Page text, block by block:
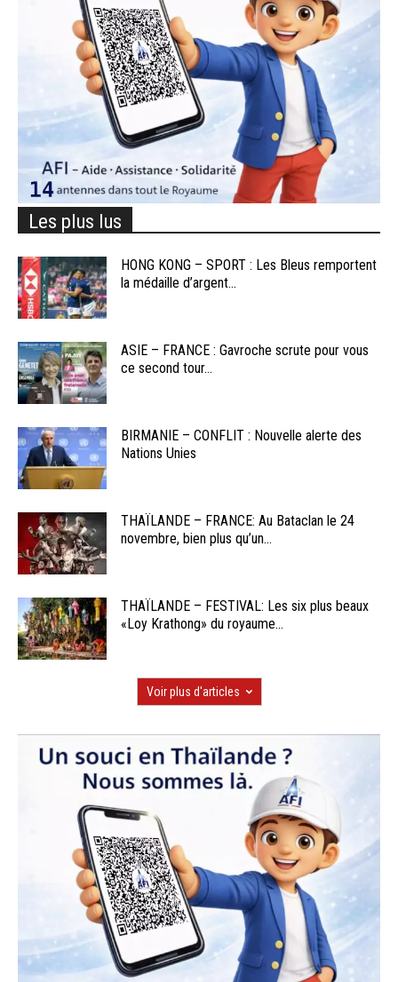
Les plus lus
HONG KONG – SPORT : Les Bleus remportent
la médaille d’argent...
ASIE – FRANCE : Gavroche scrute pour vous
ce second tour...
BIRMANIE – CONFLIT : Nouvelle alerte des
Nations Unies
THAÏLANDE – FRANCE: Au Bataclan le 24
novembre, bien plus qu’un...
THAÏLANDE – FESTIVAL: Les six plus beaux
«Loy Krathong» du royaume...
Voir plus d'articles